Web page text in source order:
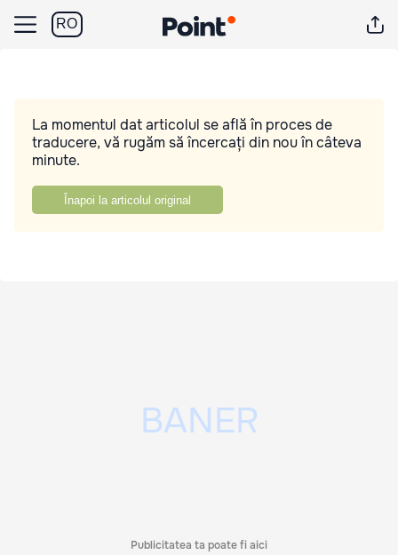
RO
La momentul dat articolul se află în proces de
traducere, vă rugăm să încercați din nou în câteva
minute.
Înapoi la articolul original
Publicitatea ta poate fi aici